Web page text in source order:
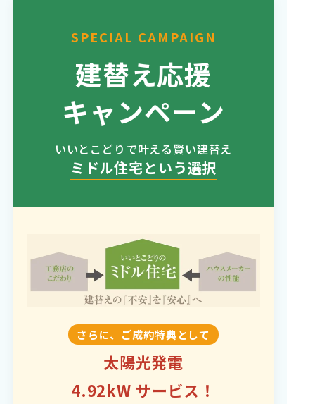
オンライン相談
SPECIAL CAMPAIGN
建替え応援
キャンペーン
いいとこどりで叶える賢い建替え
ミドル住宅という選択
さらに、ご成約特典として
太陽光発電
4.92kW サービス！